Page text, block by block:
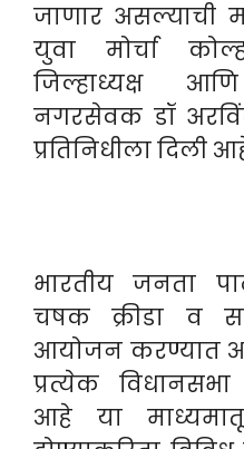
जाणार असल्याची
युवा मोर्चा
जिल्हाध्यक्ष
नगरसेवक डॉ
प्रतिनिधीला दिली
भारतीय जनता
चषक क्रीडा व
आयोजन करण्यात
प्रत्येक
आहे या